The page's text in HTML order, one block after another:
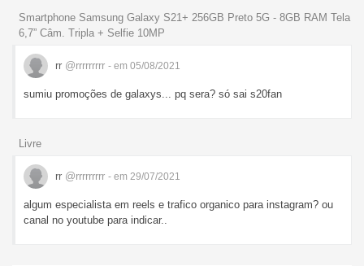
Smartphone Samsung Galaxy S21+ 256GB Preto 5G - 8GB RAM Tela
6,7” Câm. Tripla + Selfie 10MP
rr @rrrrrrrrr - em 05/08/2021
sumiu promoções de galaxys... pq sera? só sai s20fan
Livre
rr @rrrrrrrrr - em 29/07/2021
algum especialista em reels e trafico organico para instagram? ou
canal no youtube para indicar..